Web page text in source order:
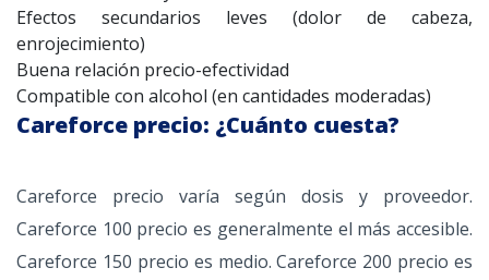
Efectos secundarios leves (dolor de cabeza,
enrojecimiento)
Buena relación precio-efectividad
Compatible con alcohol (en cantidades moderadas)
Careforce precio: ¿Cuánto cuesta?
Careforce precio varía según dosis y proveedor.
Careforce 100 precio es generalmente el más accesible.
Careforce 150 precio es medio. Careforce 200 precio es